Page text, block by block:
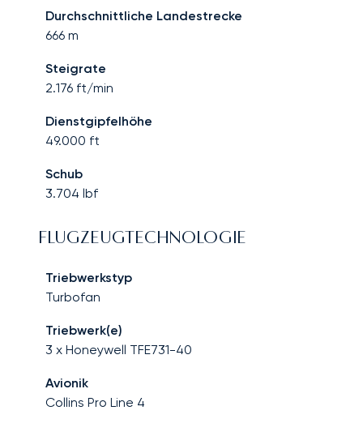
Durchschnittliche Landestrecke
666 m
Steigrate
2.176 ft/min
Dienstgipfelhöhe
49.000 ft
Schub
3.704 lbf
FLUGZEUGTECHNOLOGIE
Triebwerkstyp
Turbofan
Triebwerk(e)
3 x Honeywell TFE731-40
Avionik
Collins Pro Line 4